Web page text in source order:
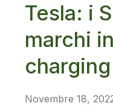
Tesla: i
marchi
Novembre 18,